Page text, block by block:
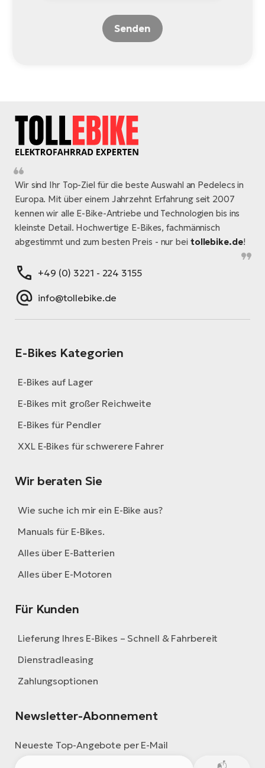
Senden
Wir sind Ihr Top-Ziel für die beste Auswahl an Pedelecs in
Europa. Mit über einem Jahrzehnt Erfahrung seit 2007
kennen wir alle E-Bike-Antriebe und Technologien bis ins
kleinste Detail. Hochwertige E-Bikes, fachmännisch
abgestimmt und zum besten Preis - nur bei tollebike.de!
+49 (0) 3221 - 224 3155
info@tollebike.de
E-Bikes Kategorien
E-Bikes auf Lager
E-Bikes mit großer Reichweite
E-Bikes für Pendler
XXL E-Bikes für schwerere Fahrer
Wir beraten Sie
Wie suche ich mir ein E-Bike aus?
Manuals für E-Bikes.
Alles über E-Batterien
Alles über E-Motoren
Für Kunden
Lieferung Ihres E-Bikes – Schnell & Fahrbereit
Dienstradleasing
Zahlungsoptionen
Newsletter-Abonnement
Neueste Top-Angebote per E-Mail